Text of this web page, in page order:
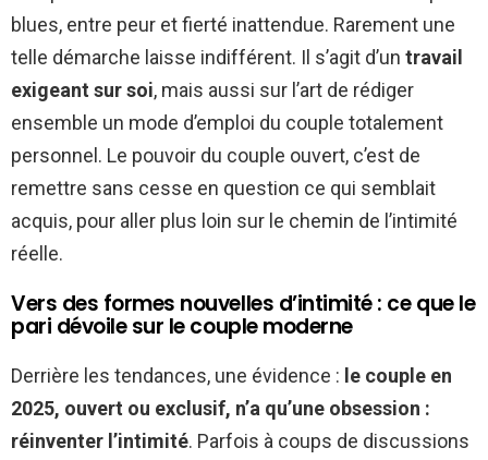
blues, entre peur et fierté inattendue. Rarement une
telle démarche laisse indifférent. Il s’agit d’un travail
exigeant sur soi, mais aussi sur l’art de rédiger
ensemble un mode d’emploi du couple totalement
personnel. Le pouvoir du couple ouvert, c’est de
remettre sans cesse en question ce qui semblait
acquis, pour aller plus loin sur le chemin de l’intimité
réelle.
Vers des formes nouvelles d’intimité : ce que le
pari dévoile sur le couple moderne
Derrière les tendances, une évidence : le couple en
2025, ouvert ou exclusif, n’a qu’une obsession :
réinventer l’intimité. Parfois à coups de discussions